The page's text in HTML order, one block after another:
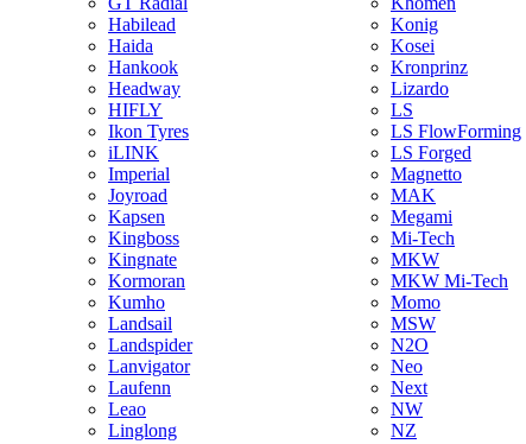
Habilead
Haida
Hankook
Headway
HIFLY
Ikon Tyres
iLINK
Imperial
Joyroad
Kapsen
Kingboss
Kingnate
Kormoran
Kumho
Landsail
Landspider
Lanvigator
Laufenn
Leao
Linglong
Konig
Kosei
Kronprinz
Lizardo
LS
LS FlowForming
LS Forged
Magnetto
MAK
Megami
Mi-Tech
MKW
MKW Mi-Tech
Momo
MSW
N2O
Neo
Next
NW
NZ